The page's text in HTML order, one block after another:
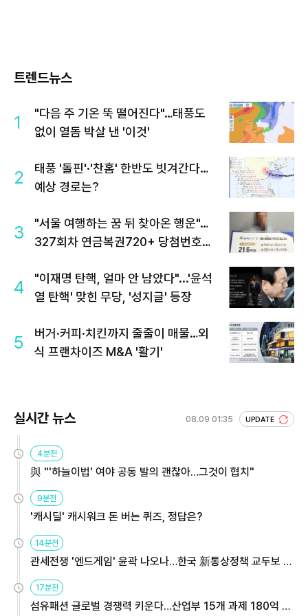
트렌드뉴스
1
"다음 주 기온 뚝 떨어진다"…태풍도
없이 열돔 박살 낸 '이것'
2
태풍 '돌핀'·'찬홈' 한반도 빗겨간다…
예상 경로는?
3
"서울 여행하는 꿈 뒤 찾아온 행운"…
327회차 연금복권720+ 당첨번호조
4
"이재명 탄핵, 얼마 안 남았다"...'윤석
열 탄핵' 맞힌 무당, '성지글' 등장
5
버거·커피·치킨까지 줄줄이 매물…외
식 프랜차이즈 M&A '활기'
실시간 뉴스 08.09 01:35 UPDATE
4분전
與 "'하늘이법' 여야 공동 발의 괜찮아…그것이 협치"
9분전
'캐시딜' 캐시워크 돈 버는 퀴즈, 정답은?
14분전
관세전쟁 '엔드게임' 윤곽 나오나…한국 新통상정책 교두보 활
용해야
17분전
섬유패션 글로벌 경쟁력 키운다…산업부 15개 과제 180억 지